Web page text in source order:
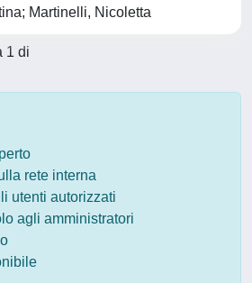
Martinelli, Nicoletta
1 di
rete interna
utenti autorizzati
agli amministratori